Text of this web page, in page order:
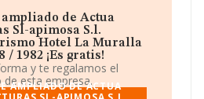
instalaciones en obras de
Sl-apimosa S.l.
La Muralla De Ceuta Ley
de sociedad Unión temporal
de Actua
Sl-apimosa S.l.
Hotel La Muralla
/ 1982 ¡Es gratis!
y te regalamos el
esta empresa.
AMPLIADO DE ACTUA